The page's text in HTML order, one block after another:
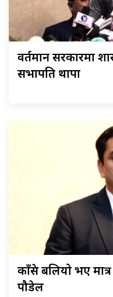
वर्तमान सरकारमा
सभापति थापा
काँग्रेस बलियो भए
पौडेल